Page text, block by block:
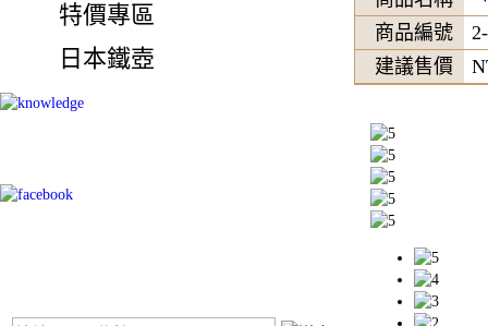
特價專區
日本鐵壺
商品編號
建議售價